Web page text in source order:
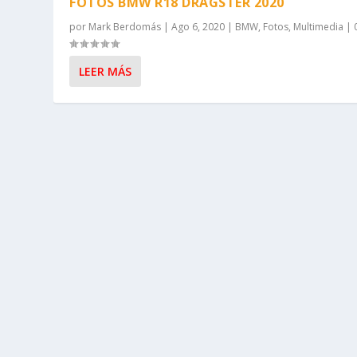
por Mark Berdomás |Ago 6, 2020 | BMW, Fotos, Multimedia |
LEER MÁS